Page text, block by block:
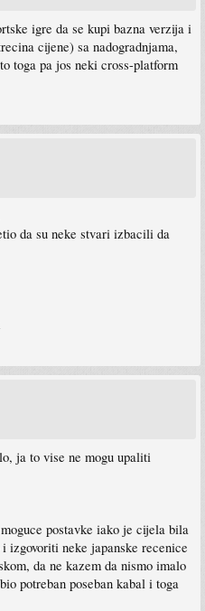
igre da se kupi bazna verzija i
cijene) sa nadogradnjama,
toga pa jos neki cross-platform
da su neke stvari izbacili da
ja to vise ne mogu upaliti
postavke iako je cijela bila
izgovoriti neke japanske recenice
da ne kazem da nismo imalo
potreban poseban kabal i toga